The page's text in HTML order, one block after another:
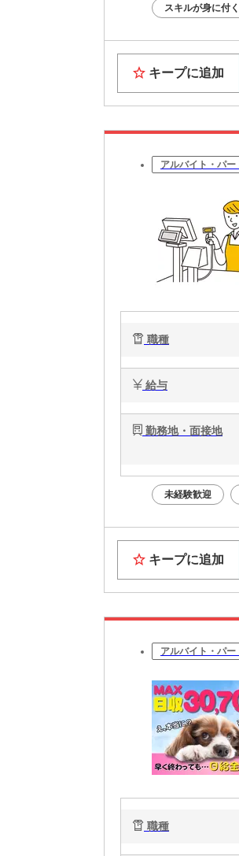
スキルが身に付く
キープに追加
アルバイト・パー
職種
給与
勤務地・面接地
未経験歓迎
キープに追加
アルバイト・パー
職種